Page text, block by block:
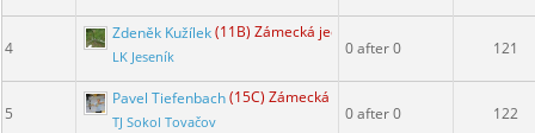
4
Zdeněk Kužílek(11B) Zámecká jediná
LK Jeseník 0 after 0 121
5
Pavel Tiefenbach(15C) Zámecká jediná
TJ Sokol Tovačov 0 after 0 122